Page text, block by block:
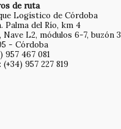
de ruta
Logístico de Córdoba
Palma del Río, km 4
Nave L2, módulos 6-7, buzón 3
- Córdoba
957 467 081
(+34) 957 227 819